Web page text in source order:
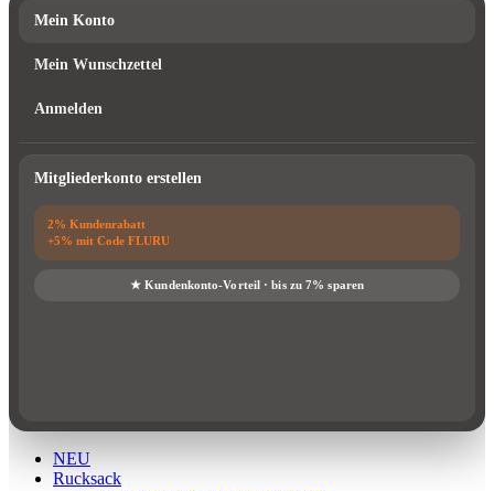
Mein Konto
Mein Wunschzettel
Anmelden
Mitgliederkonto erstellen
NEU
Rucksack